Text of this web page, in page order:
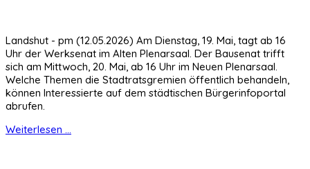
Landshut - pm (12.05.2026) Am Dienstag, 19. Mai, tagt ab 16
Uhr der Werksenat im Alten Plenarsaal. Der Bausenat trifft
sich am Mittwoch, 20. Mai, ab 16 Uhr im Neuen Plenarsaal.
Welche Themen die Stadtratsgremien öffentlich behandeln,
können Interessierte auf dem städtischen Bürgerinfoportal
abrufen.
Weiterlesen ...